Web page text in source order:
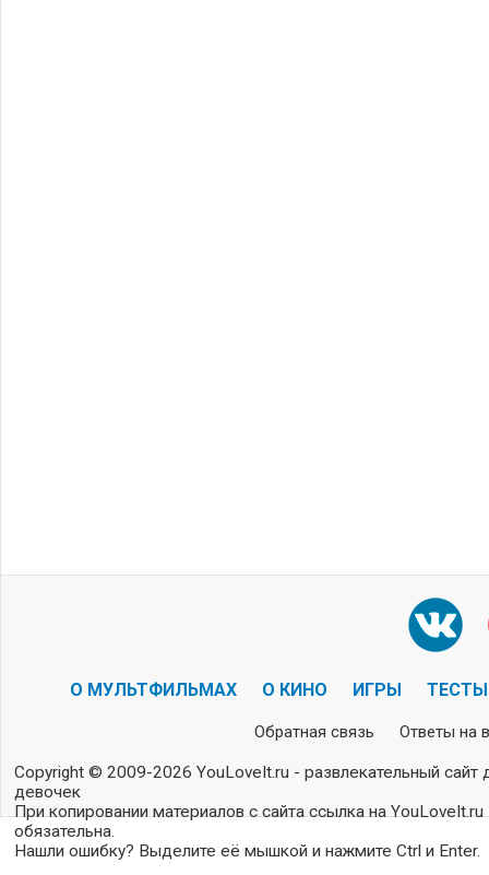
О МУЛЬТФИЛЬМАХ О КИНО ИГРЫ ТЕСТЫ
Обратная связь Ответы на
Copyright © 2009-2026 YouLoveIt.ru - развлекательный сайт
девочек
При копировании материалов с сайта ссылка на YouLoveIt.ru
обязательна.
Нашли ошибку? Выделите её мышкой и нажмите Ctrl и Enter.